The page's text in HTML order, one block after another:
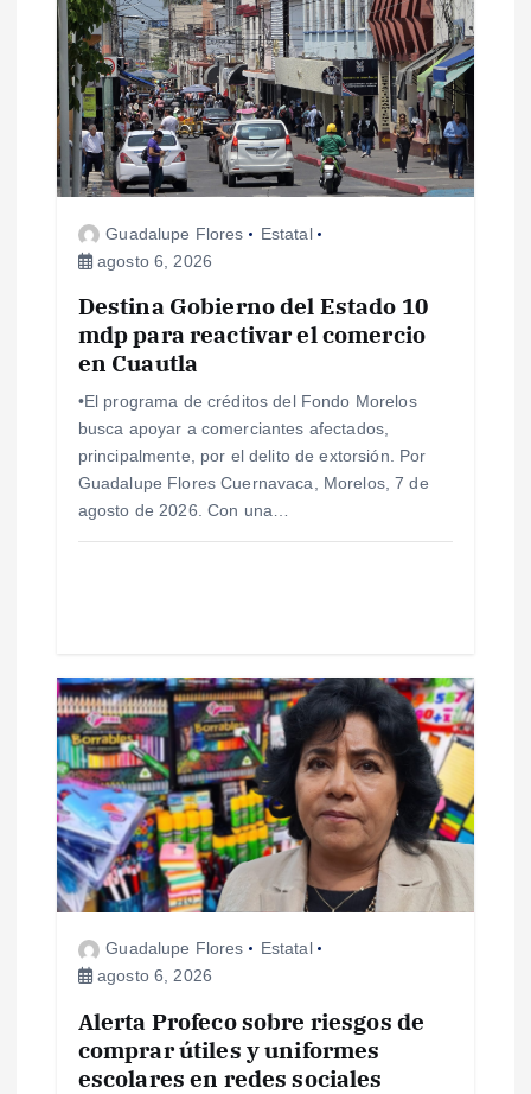
ó
n
d
e
s
Guadalupe Flores
Estatal
agosto 6, 2026
Destina Gobierno del Estado 10
mdp para reactivar el comercio
en Cuautla
•El programa de créditos del Fondo Morelos
busca apoyar a comerciantes afectados,
principalmente, por el delito de extorsión. Por
Guadalupe Flores Cuernavaca, Morelos, 7 de
agosto de 2026. Con una…
Guadalupe Flores
Estatal
agosto 6, 2026
Alerta Profeco sobre riesgos de
comprar útiles y uniformes
escolares en redes sociales